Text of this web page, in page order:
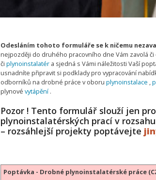
Odesláním tohoto formuláře se k ničemu
nejpozději do druhého pracovního dne Vám zavolá
či plynoinstalatér a sjedná s Vámi náležitosti Vaší
usnadníte připravit si podklady pro vypracování
odborníků na drobné práce v oboru plynoinstalace ,
plynové vytápění .
Pozor ! Tento formulář slouží jen
plynoinstalatérských prací v
– rozsáhlejší projekty poptávejte
Poptávka - Drobné plynoinstalatérské práce